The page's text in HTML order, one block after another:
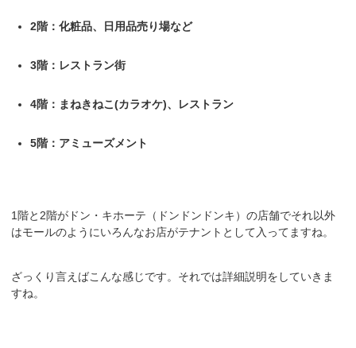
2階：化粧品、日用品売り場など
3階：レストラン街
4階：まねきねこ(カラオケ)、レストラン
5階：アミューズメント
1階と2階がドン・キホーテ（ドンドンドンキ）の店舗でそれ以外
はモールのようにいろんなお店がテナントとして入ってますね。
ざっくり言えばこんな感じです。それでは詳細説明をしていきま
すね。